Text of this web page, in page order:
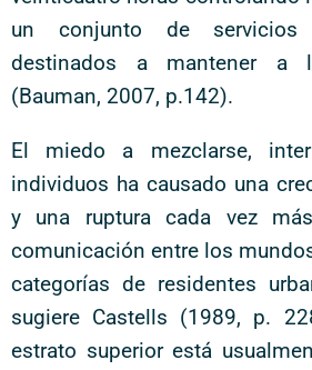
un conjunto de servicios
destinados a mantener a
(Bauman, 2007, p.142).
El miedo a mezclarse,
individuos ha causado una
y una ruptura cada vez
comunicación entre los
categorías de residentes
sugiere Castells (1989, p.
estrato superior está